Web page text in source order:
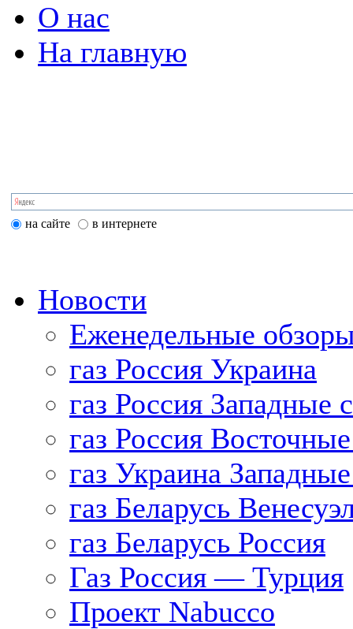
О нас
На главную
на сайте в интернете
Новости
Еженедельные
газ Россия Украина
газ Россия Западные
газ Россия
газ Украина
газ Беларусь
газ Беларусь Россия
Газ Россия — Турция
Проект Nabucco